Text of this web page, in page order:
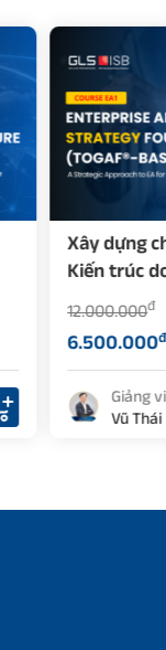
chiến lược
trúc doanh
(EA) với TOGAF
Giảng viên
Vũ Thái Hà